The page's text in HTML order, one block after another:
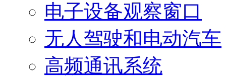
电子设备观察窗口
无人驾驶和电动汽车
高频通讯系统